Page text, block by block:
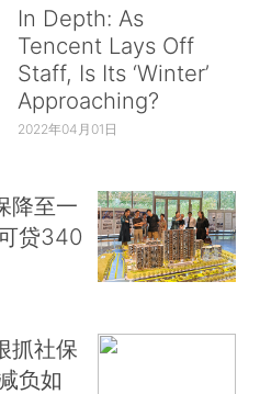
In Depth: As
Tencent Lays Off
Staff, Is Its ‘Winter’
Approaching?
2022年04月01日
降至一
贷340
抓社保
负如